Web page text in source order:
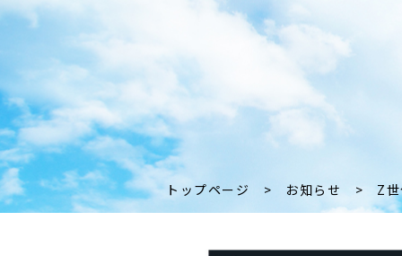
トップページ > お知らせ > Z